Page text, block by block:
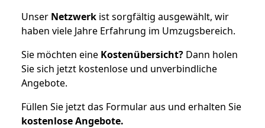
Unser Netzwerk ist sorgfältig ausgewählt, wir
haben viele Jahre Erfahrung im Umzugsbereich.
Sie möchten eine Kostenübersicht? Dann holen
Sie sich jetzt kostenlose und unverbindliche
Angebote.
Füllen Sie jetzt das Formular aus und erhalten Sie
kostenloseAngebote.